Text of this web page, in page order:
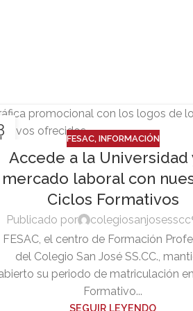
FESAC, INFORMACIÓN
Accede a la Universidad
mercado laboral con
Ciclos Formativos
Publicado por colegiosanjosesscc
FESAC, el centro de Formación
del Colegio San José SS.CC.,
su periodo de matriculación
Formativo...
SEGUIR LEYENDO